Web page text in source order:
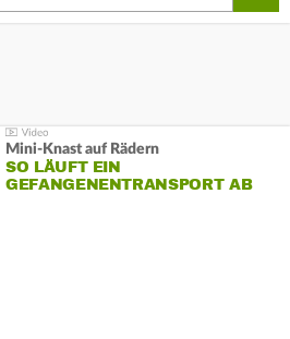
Mini-Knast auf Rädern
SO LÄUFT EIN
GEFANGENENTRANSPORT AB